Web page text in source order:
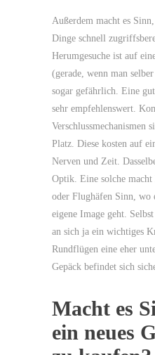
Außerdem macht es
Dinge schnell
Herumgesuche ist auf
(gerade, wenn man
sogar gefährlich. Eine
sehr empfehlenswert.
Verschlussmechanismen
Platz. Diese kosten auf
Nerven und Zeit.
Optik. Eine solche macht
oder Flughäfen Sinn, wo
eigene Image geht.
an sich ja ein wichtiges
Rundflügen eine eher
Gepäck befindet sich
Macht es
ein neues